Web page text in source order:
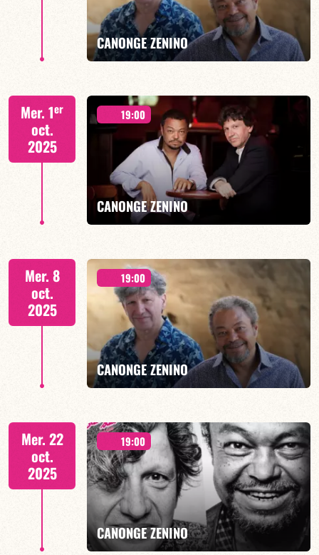
EN SAVOIR PLUS
CANONGE ZENINO
Duo Jazz - 19h00
EN SAVOIR PLUS
Mer. 1er
oct.
2025
19:00
CANONGE ZENINO
Duo Jazz - 19h00
EN SAVOIR PLUS
Mer. 8
oct.
2025
19:00
CANONGE ZENINO
Duo Jazz - 19h00
EN SAVOIR PLUS
Mer. 22
oct.
2025
19:00
CANONGE ZENINO